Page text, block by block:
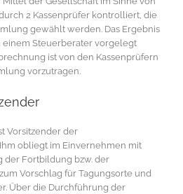
2 Kassenprüfer kontrolliert, die
gewählt werden. Das Ergebnis
einem Steuerberater vorgelegt
ist von den Kassenprüfern
vorzutragen.
Vorsitzender der
obliegt im Einvernehmen mit
der Fortbildung bzw. der
Vorschlag für Tagungsorte und
Über die Durchführung der